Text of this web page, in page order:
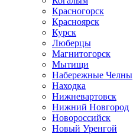
Красногорск
Красноярск
Курск
Люберцы
Магнитогорск
Мытищи
Набережные Челны
Находка
Нижневартовск
Нижний Новгород
Новороссийск
Новый Уренгой